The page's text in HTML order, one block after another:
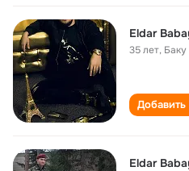
Eldar
35 лет, Баку
Добавить
Eldar